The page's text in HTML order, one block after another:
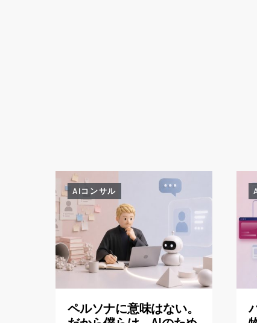
AIコンサル
ペルソナに意味はない。